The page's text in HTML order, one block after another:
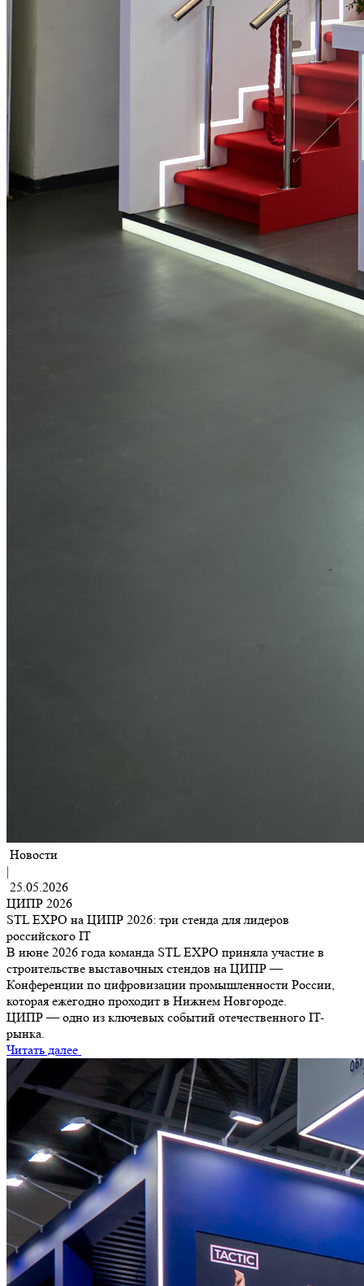
Новости
|
25.05.2026
ЦИПР 2026
STL EXPO на ЦИПР 2026: три стенда для лидеров
российского IT
В июне 2026 года команда STL EXPO приняла участие в
строительстве выставочных стендов на ЦИПР —
Конференции по цифровизации промышленности России,
которая ежегодно проходит в Нижнем Новгороде.
ЦИПР — одно из ключевых событий отечественного IT-
рынка.
Читать далее